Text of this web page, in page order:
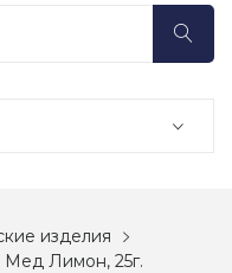
изделия
Лимон, 25г.